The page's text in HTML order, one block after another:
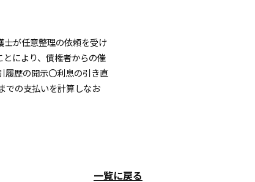
が任意整理の依頼を受け
により、債権者からの催
履歴の開示〇利息の引き直
での支払いを計算しなお
一覧に戻る